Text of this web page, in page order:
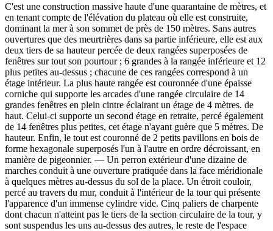
C'est une construction massive haute d'une quarantaine de mètres, et
en tenant compte de l'élévation du plateau où elle est construite,
dominant la mer à son sommet de près de 150 mètres. Sans autres
ouvertures que des meurtrières dans sa partie inférieure, elle est aux
deux tiers de sa hauteur percée de deux rangées superposées de
fenêtres sur tout son pourtour ; 6 grandes à la rangée inférieure et 12
plus petites au-dessus ; chacune de ces rangées correspond à un
étage intérieur. La plus haute rangée est couronnée d'une épaisse
corniche qui supporte les arcades d'une rangée circulaire de 14
grandes fenêtres en plein cintre éclairant un étage de 4 mètres. de
haut. Celui-ci supporte un second étage en retraite, percé également
de 14 fenêtres plus petites, cet étage n'ayant guère que 5 mètres. De
hauteur. Enfin, le tout est couronné de 2 petits pavillons en bois de
forme hexagonale superposés l'un à l'autre en ordre décroissant, en
manière de pigeonnier. — Un perron extérieur d'une dizaine de
marches conduit à une ouverture pratiquée dans la face méridionale
à quelques mètres au-dessus du sol de la place. Un étroit couloir,
percé au travers du mur, conduit à l'intérieur de la tour qui présente
l'apparence d'un immense cylindre vide. Cinq paliers de charpente
dont chacun n'atteint pas le tiers de la section circulaire de la tour, y
sont suspendus les uns au-dessus des autres, le reste de l'espace